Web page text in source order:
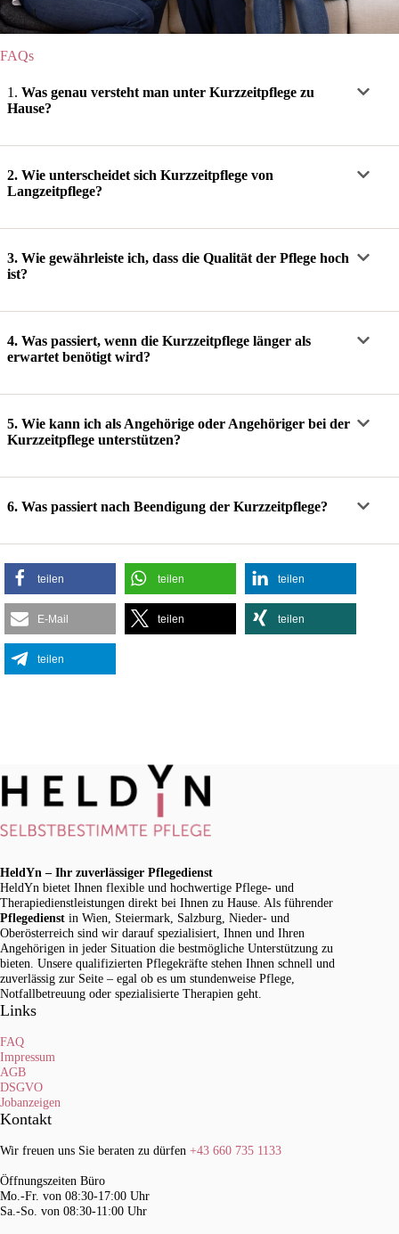
FAQs
1. Was genau versteht man unter Kurzzeitpflege zu
Hause?
2. Wie unterscheidet sich Kurzzeitpflege von
Langzeitpflege?
3. Wie gewährleiste ich, dass die Qualität der Pflege hoch
ist?
4. Was passiert, wenn die Kurzzeitpflege länger als
erwartet benötigt wird?
5. Wie kann ich als Angehörige oder Angehöriger bei der
Kurzzeitpflege unterstützen?
6. Was passiert nach Beendigung der Kurzzeitpflege?
teilen teilen teilen
E-Mail teilen teilen
teilen
HeldYn – Ihr zuverlässiger Pflegedienst
HeldYn bietet Ihnen flexible und hochwertige Pflege- und
Therapiedienstleistungen direkt bei Ihnen zu Hause. Als führender
Pflegedienst in Wien, Steiermark, Salzburg, Nieder- und
Oberösterreich sind wir darauf spezialisiert, Ihnen und Ihren
Angehörigen in jeder Situation die bestmögliche Unterstützung zu
bieten. Unsere qualifizierten Pflegekräfte stehen Ihnen schnell und
zuverlässig zur Seite – egal ob es um stundenweise Pflege,
Notfallbetreuung oder spezialisierte Therapien geht.
Links
FAQ
Impressum
AGB
DSGVO
Jobanzeigen
Kontakt
Wir freuen uns Sie beraten zu dürfen +43 660 735 1133
Öffnungszeiten Büro
Mo.-Fr. von 08:30-17:00 Uhr
Sa.-So. von 08:30-11:00 Uhr